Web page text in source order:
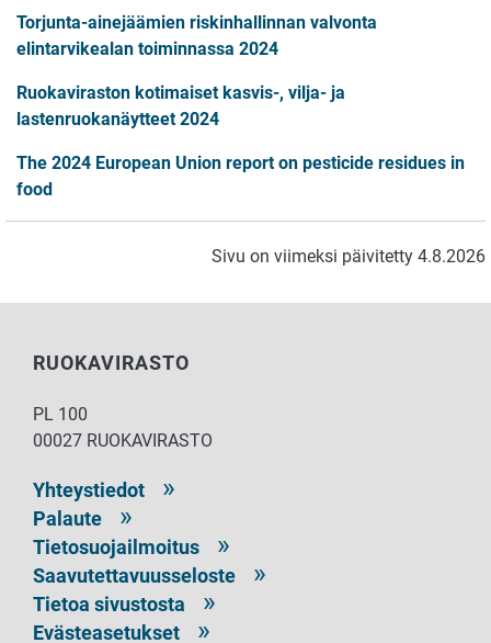
Torjunta-ainejäämien riskinhallinnan valvonta
elintarvikealan toiminnassa 2024
Ruokaviraston kotimaiset kasvis-, vilja- ja
lastenruokanäytteet 2024
The 2024 European Union report on pesticide residues in
food
Sivu on viimeksi päivitetty 4.8.2026
RUOKAVIRASTO
PL 100
00027 RUOKAVIRASTO
Yhteystiedot
Palaute
Tietosuojailmoitus
Saavutettavuusseloste
Tietoa sivustosta
Evästeasetukset